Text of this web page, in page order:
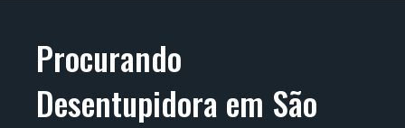
Procurando
Desentupidora em São